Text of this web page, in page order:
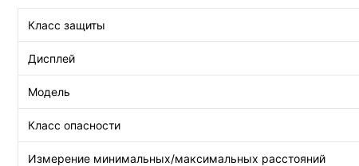
Класс защиты
Дисплей
Модель
Класс опасности
Измерение минимальных/максимальных расстояний